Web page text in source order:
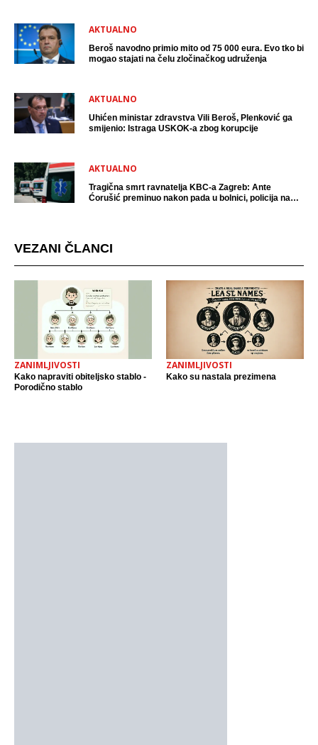
AKTUALNO
Beroš navodno primio mito od 75 000 eura. Evo tko bi
mogao stajati na čelu zločinačkog udruženja
AKTUALNO
Uhićen ministar zdravstva Vili Beroš, Plenković ga
smijenio: Istraga USKOK-a zbog korupcije
AKTUALNO
Tragična smrt ravnatelja KBC-a Zagreb: Ante
Ćorušić preminuo nakon pada u bolnici, policija na
VEZANI ČLANCI
ZANIMLJIVOSTI
Kako napraviti obiteljsko stablo -
Porodično stablo
ZANIMLJIVOSTI
Kako su nastala prezimena